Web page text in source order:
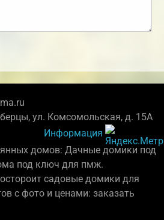
ул. Комсомольская, д. 15А
Информация
домов: Дачные домики под
под ключ для пмж.
садовые домики для
с фото и ценами: заказать